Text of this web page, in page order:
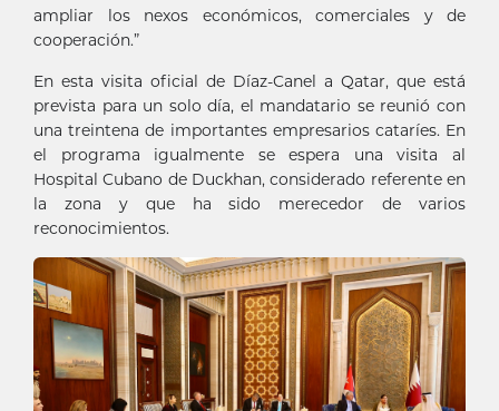
ampliar los nexos económicos, comerciales y de
cooperación.”
En esta visita oficial de Díaz-Canel a Qatar, que está
prevista para un solo día, el mandatario se reunió con
una treintena de importantes empresarios cataríes. En
el programa igualmente se espera una visita al
Hospital Cubano de Duckhan, considerado referente en
la zona y que ha sido merecedor de varios
reconocimientos.